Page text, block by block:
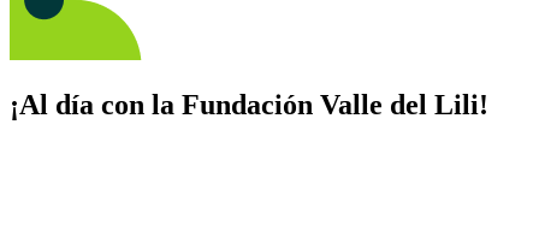
¡Al día con la Fundación Valle del Lili!